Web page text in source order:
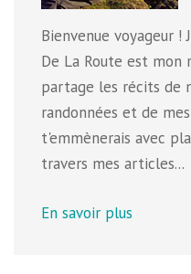
Bienvenue voyageur !
De La Route est mon
partage les récits de
randonnées et de
t'emmènerais avec
travers mes articles...
En savoir plus